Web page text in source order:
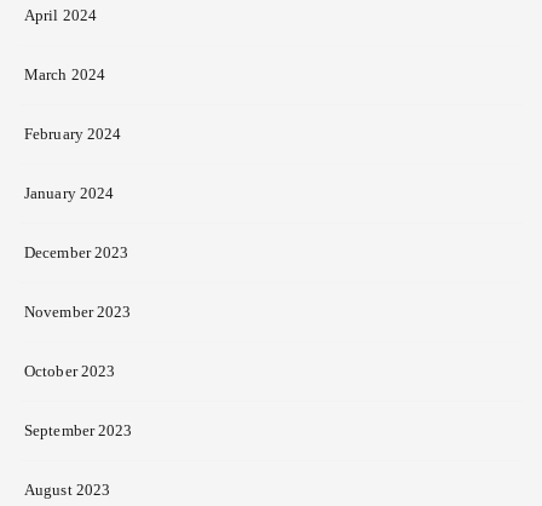
April 2024
March 2024
February 2024
January 2024
December 2023
November 2023
October 2023
September 2023
August 2023